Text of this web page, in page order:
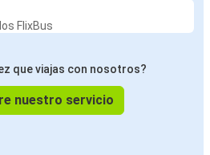
FlixBus
que viajas con nosotros?
nuestro servicio